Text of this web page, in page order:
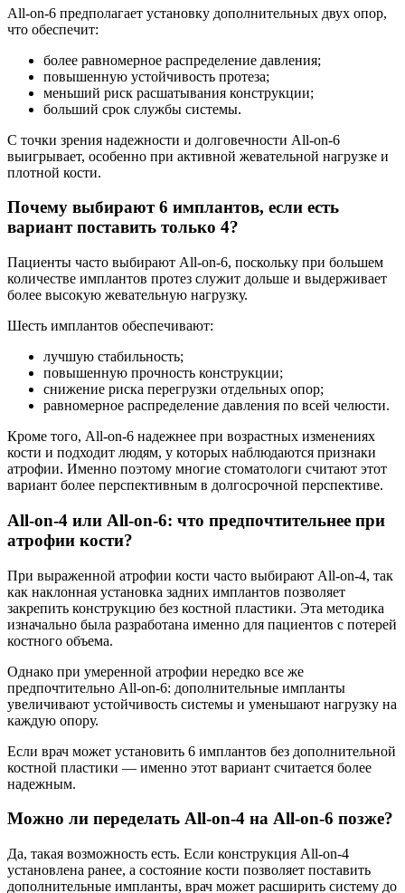
All-on-6 предполагает установку дополнительных двух опор,
что обеспечит:
более равномерное распределение давления;
повышенную устойчивость протеза;
меньший риск расшатывания конструкции;
больший срок службы системы.
С точки зрения надежности и долговечности All-on-6
выигрывает, особенно при активной жевательной нагрузке и
плотной кости.
Почему выбирают 6 имплантов, если есть
вариант поставить только 4?
Пациенты часто выбирают All-on-6, поскольку при большем
количестве имплантов протез служит дольше и выдерживает
более высокую жевательную нагрузку.
Шесть имплантов обеспечивают:
лучшую стабильность;
повышенную прочность конструкции;
снижение риска перегрузки отдельных опор;
равномерное распределение давления по всей челюсти.
Кроме того, All-on-6 надежнее при возрастных изменениях
кости и подходит людям, у которых наблюдаются признаки
атрофии. Именно поэтому многие стоматологи считают этот
вариант более перспективным в долгосрочной перспективе.
All-on-4 или All-on-6: что предпочтительнее при
атрофии кости?
При выраженной атрофии кости часто выбирают All-on-4, так
как наклонная установка задних имплантов позволяет
закрепить конструкцию без костной пластики. Эта методика
изначально была разработана именно для пациентов с потерей
костного объема.
Однако при умеренной атрофии нередко все же
предпочтительно All-on-6: дополнительные импланты
увеличивают устойчивость системы и уменьшают нагрузку на
каждую опору.
Если врач может установить 6 имплантов без дополнительной
костной пластики — именно этот вариант считается более
надежным.
Можно ли переделать All-on-4 на All-on-6 позже?
Да, такая возможность есть. Если конструкция All-on-4
установлена ранее, а состояние кости позволяет поставить
дополнительные импланты, врач может расширить систему до